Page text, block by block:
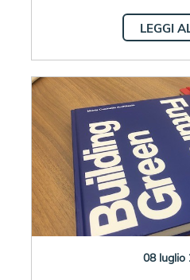
LEGGI
08 luglio